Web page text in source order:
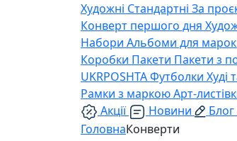
Художні Стандартні За
Конверт першого дня
Набори Альбоми для марок
Коробки Пакети Пакети з
UKRPOSHTAФутболки Худі
Рамки з маркоюАрт-
Акції
Новини Блог
ГоловнаКонверти